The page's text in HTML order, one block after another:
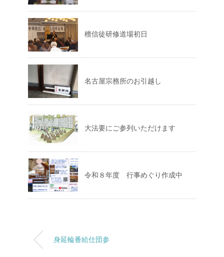
檀信徒研修道場初日
名古屋宗務所のお引越し
大法要にご参列いただけます
令和８年度 行事めぐり作成中
身延輪番給仕団参